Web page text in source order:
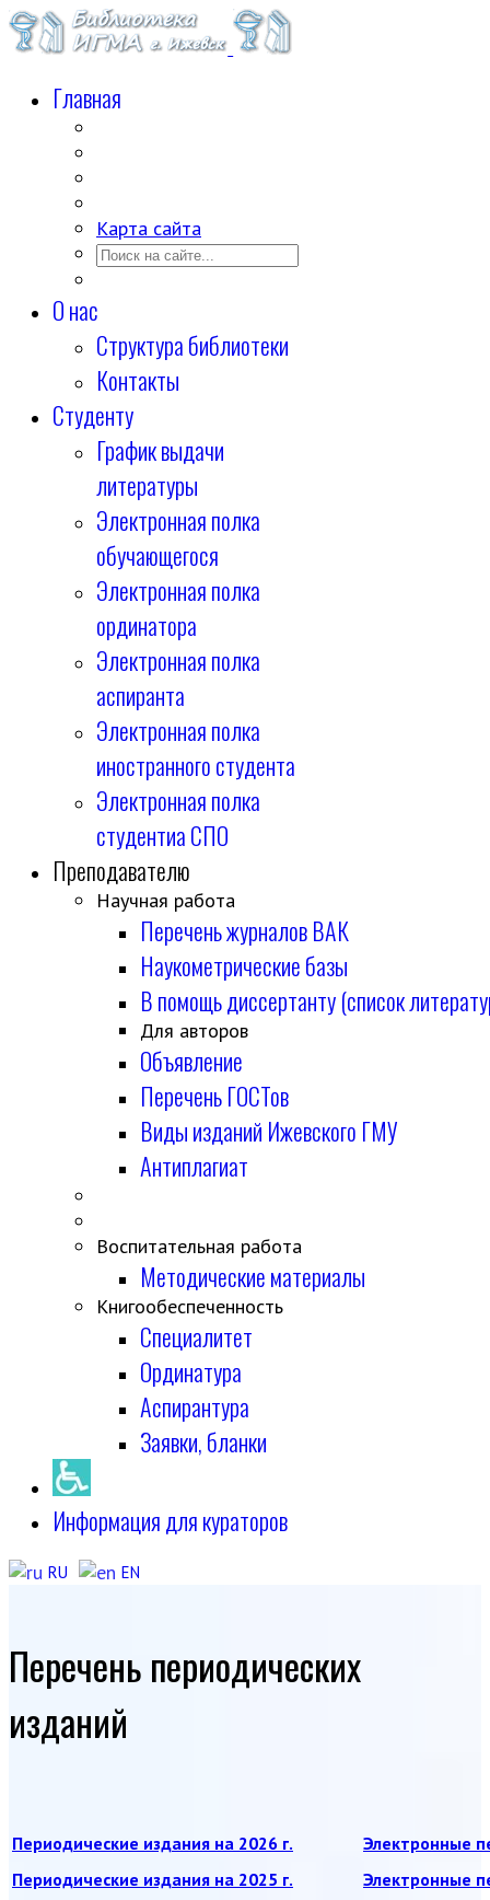
Главная
Карта сайта
О нас
Структура библиотеки
Контакты
Студенту
График выдачи
литературы
Электронная полка
обучающегося
Электронная полка
ординатора
Электронная полка
аспиранта
Электронная полка
иностранного студента
Электронная полка
студентиа СПО
Преподавателю
Научная работа
Перечень журналов ВАК
Наукометрические базы
В помощь диссертанту (список
Для авторов
Объявление
Перечень ГОСТов
Виды изданий Ижевского ГМУ
Антиплагиат
Воспитательная работа
Методические материалы
Книгообеспеченность
Специалитет
Ординатура
Аспирантура
Заявки, бланки
Информация для кураторов
RU EN
Перечень периодических
изданий
Периодические издания на 2026 г.
Электронные
Периодические издания на 2025 г.
Электронные